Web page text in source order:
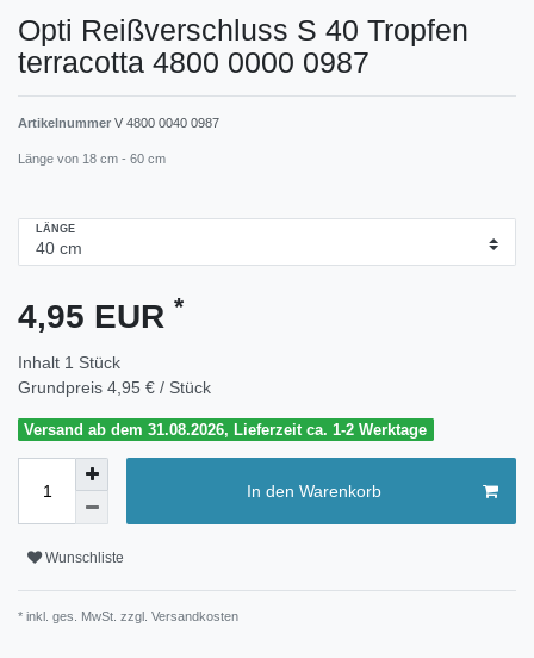
Opti Reißverschluss S 40 Tropfen
terracotta 4800 0000 0987
Artikelnummer V 4800 0040 0987
Länge von 18 cm - 60 cm
LÄNGE
4,95 EUR *
Inhalt 1 Stück
Grundpreis 4,95 € / Stück
Versand ab dem 31.08.2026, Lieferzeit ca. 1-2 Werktage
In den Warenkorb
Wunschliste
* inkl. ges. MwSt. zzgl. Versandkosten